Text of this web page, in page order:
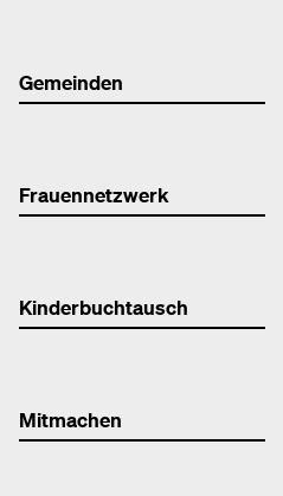
Gemeinden
Frauennetzwerk
Kinderbuchtausch
Mitmachen